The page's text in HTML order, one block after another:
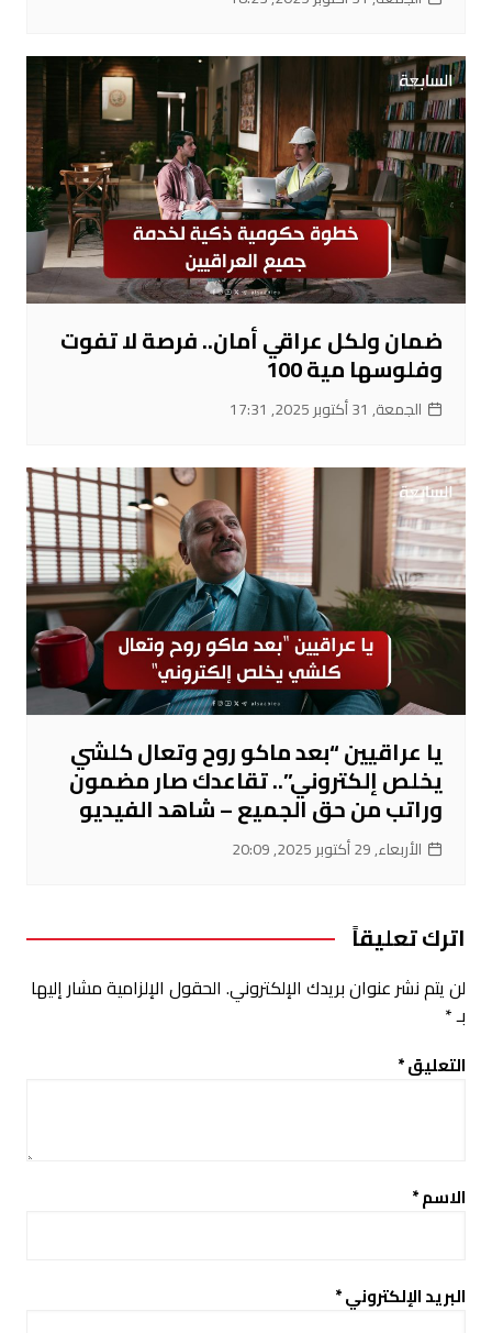
ضمان ولكل عراقي أمان.. فرصة لا تفوت
وفلوسها مية 100
الجمعة, 31 أكتوبر 2025, 17:31
يا عراقيين “بعد ماكو روح وتعال كلشي
يخلص إلكتروني”.. تقاعدك صار مضمون
وراتب من حق الجميع – شاهد الفيديو
الأربعاء, 29 أكتوبر 2025, 20:09
اترك تعليقاً
لن يتم نشر عنوان بريدك الإلكتروني. الحقول الإلزامية مشار إليها
بـ*
التعليق*
الاسم*
البريد الإلكتروني*